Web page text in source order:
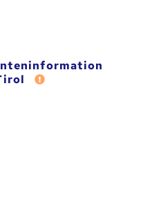
Fehler melden